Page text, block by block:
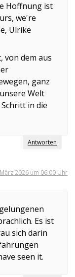
Hoffnung ist
we're
Ulrike
von dem aus
ganz
Welt
in die
Antworten
2026 um 06:00 Uhr
Es ist
sich darin
seen it.